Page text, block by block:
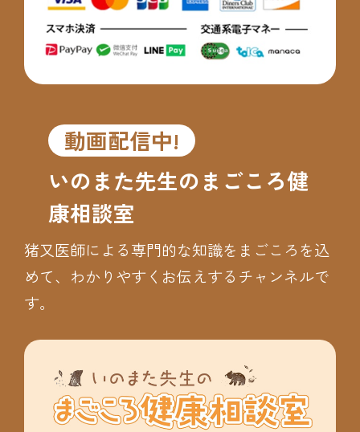
動画配信中!
いのまた先生のまごころ健
康相談室
猪又医師による専門的な知識をまごころを込
めて、わかりやすくお伝えするチャンネルで
す。